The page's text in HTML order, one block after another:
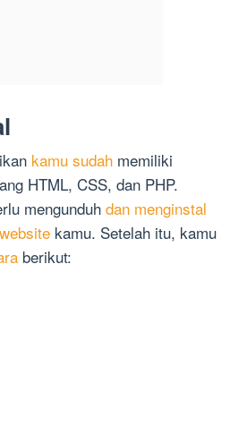
kamu sudah memiliki
HTML, CSS, dan PHP.
mengunduh dan menginstal
kamu. Setelah itu, kamu
berikut: